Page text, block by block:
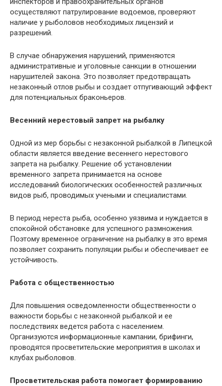
осуществляют патрулирование водоемов, проверяют
наличие у рыболовов необходимых лицензий и
разрешений.
В случае обнаружения нарушений, применяются
административные и уголовные санкции в отношении
нарушителей закона. Это позволяет предотвращать
незаконный отлов рыбы и создает отпугивающий эффект
для потенциальных браконьеров.
Весенний нерестовый запрет на рыбалку
Одной из мер борьбы с незаконной рыбалкой в Липецкой
области является введение весеннего нерестового
запрета на рыбалку. Решение об установлении
временного запрета принимается на основе
исследований биологических особенностей различных
видов рыб, проводимых учеными и специалистами.
В период нереста рыба, особенно уязвима и нуждается в
спокойной обстановке для успешного размножения.
Поэтому временное ограничение на рыбалку в это время
позволяет сохранить популяции рыбы и обеспечивает ее
устойчивость.
Работа с общественностью
Для повышения осведомленности общественности о
важности борьбы с незаконной рыбалкой и ее
последствиях ведется работа с населением.
Организуются информационные кампании, брифинги,
проводятся просветительские мероприятия в школах и
клубах рыболовов.
Просветительская работа помогает формированию